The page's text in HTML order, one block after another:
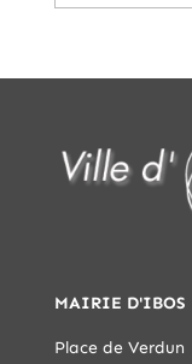
MAIRIE D'IBOS
Place de Verdun